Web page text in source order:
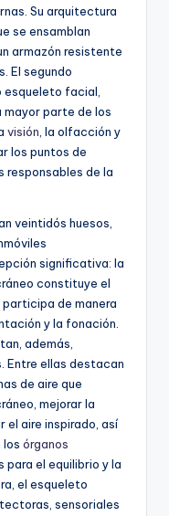
Su arquitectura
se ensamblan
armazón resistente
El segundo
esqueleto facial,
mayor parte de los
visión, la olfacción y
los puntos de
responsables de la
veintidós huesos,
significativa: la
constituye el
participa de manera
y la fonación.
además,
Entre ellas destacan
de aire que
mejorar la
el aire inspirado, así
los órganos
el equilibrio y la
el esqueleto
sensoriales